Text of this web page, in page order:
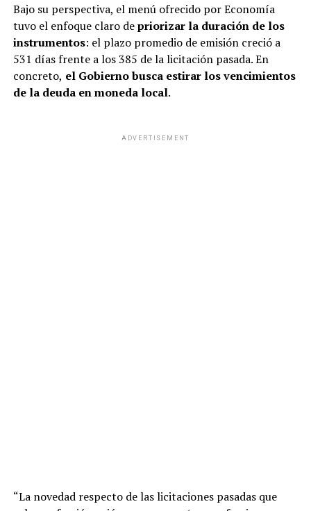
Bajo su perspectiva, el menú ofrecido por Economía
tuvo el enfoque claro depriorizar la duración de los
instrumentos: el plazo promedio de emisión creció a
531 días frente a los 385 de la licitación pasada. En
concreto, el Gobierno busca estirar los vencimientos
de la deuda en moneda local.
ADVERTISEMENT
“La novedad respecto de las licitaciones pasadas que